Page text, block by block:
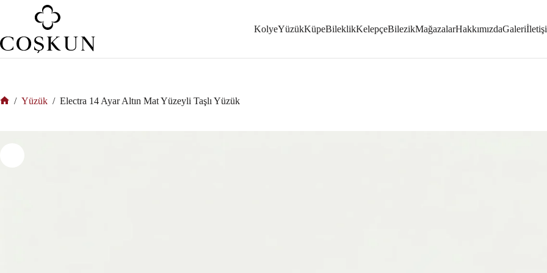
KolyeYüzükKüpeBileklikKelepçeBilezikMağazalarHakkımızdaGaleri
/ Yüzük / Electra 14 Ayar Altın Mat Yüzeyli Taşlı Yüzük